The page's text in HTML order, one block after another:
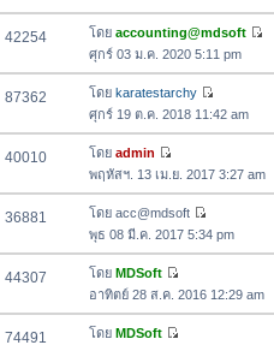
ล่
า
สุ
ว
า
ม
ล่
า
สุ
ข้
อ
ค
ว
า
ม
ล่
สุ
42254 โดย accounting@mdsoft
ข้
ว
ม
ล่
ศุกร์ 03 ม.ค. 2020 5:11 pm
87362 โดย karatestarchy
ดู
ข้
ค
ว
ม
ล่
สุ
ศุกร์ 19 ต.ค. 2018 11:42 am
40010 โดย admin
ดู
ข้
อ
ค
ว
า
ม
ล่
า
พฤหัสฯ. 13 เม.ย. 2017 3:27 am
36881 โดย acc@mdsoft
ดู
ข้
ค
ว
พุธ 08 มี.ค. 2017 5:34 pm
44307 โดย MDSoft
ดู
ข้
อาทิตย์ 28 ส.ค. 2016 12:29 am
74491 โดย MDSoft